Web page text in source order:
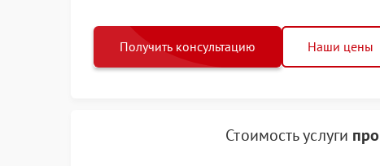
Получить консультацию Наши цены
Стоимость услуги